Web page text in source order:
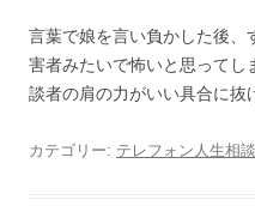
言葉で娘を言い負かした後、
害者みたいで怖いと思ってし
談者の肩の力がいい具合に抜
カテゴリー: テレフォン人生相